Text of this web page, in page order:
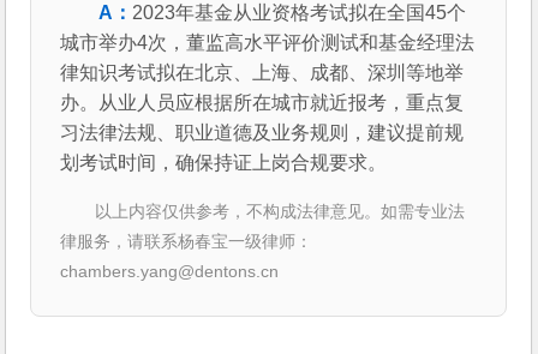
2023年基金从业资格考试拟在全国45个
城市举办4次，董监高水平评价测试和基金经理法
律知识考试拟在北京、上海、成都、深圳等地举
办。从业人员应根据所在城市就近报考，重点复
习法律法规、职业道德及业务规则，建议提前规
划考试时间，确保持证上岗合规要求。
以上内容仅供参考，不构成法律意见。如需专业法
律服务，请联系杨春宝一级律师：
chambers.yang@dentons.cn